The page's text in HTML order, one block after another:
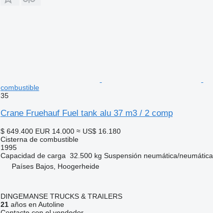
combustible
35
Crane Fruehauf Fuel tank alu 37 m3 / 2 comp
$ 649.400 EUR 14.000 ≈ US$ 16.180
Cisterna de combustible
1995
Capacidad de carga 32.500 kg Suspensión neumática/neumática
Países Bajos, Hoogerheide
DINGEMANSE TRUCKS & TRAILERS
21años en Autoline